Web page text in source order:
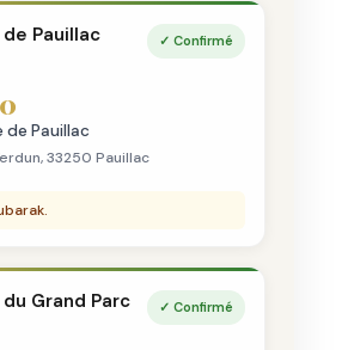
Pauillac ✓ Confirmé
de Pauillac
33250 Pauillac
Grand Parc ✓ Confirmé